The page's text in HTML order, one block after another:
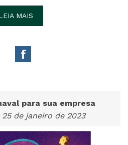
MAIS
para sua empresa
de janeiro de 2023